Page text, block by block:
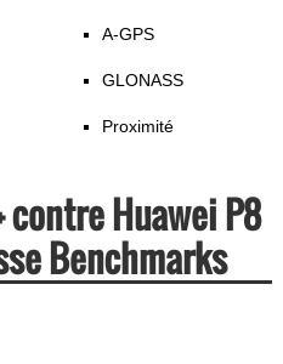
A-GPS
GLONASS
Proximité
contre Huawei P8
Benchmarks